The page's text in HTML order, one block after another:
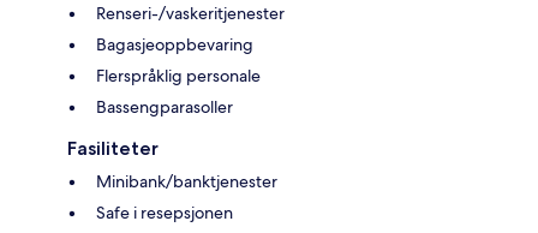
Renseri-/vaskeritjenester
Bagasjeoppbevaring
Flerspråklig personale
Bassengparasoller
Fasiliteter
Minibank/banktjenester
Safe i resepsjonen